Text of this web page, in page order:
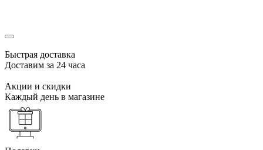
Быстрая доставка
Доставим за 24 часа
Акции и скидки
Каждый день в магазине